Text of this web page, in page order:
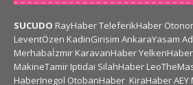
SUCUDO RayHaberTeleferikHaber
LeventÖzen KadinGirisim AnkaraYasam
Merhabaİzmir KaravanHaberYelkenHaber
MakineTamir Iptidai SilahHaber
HaberInegol OtobanHaber KiraHaberAEY